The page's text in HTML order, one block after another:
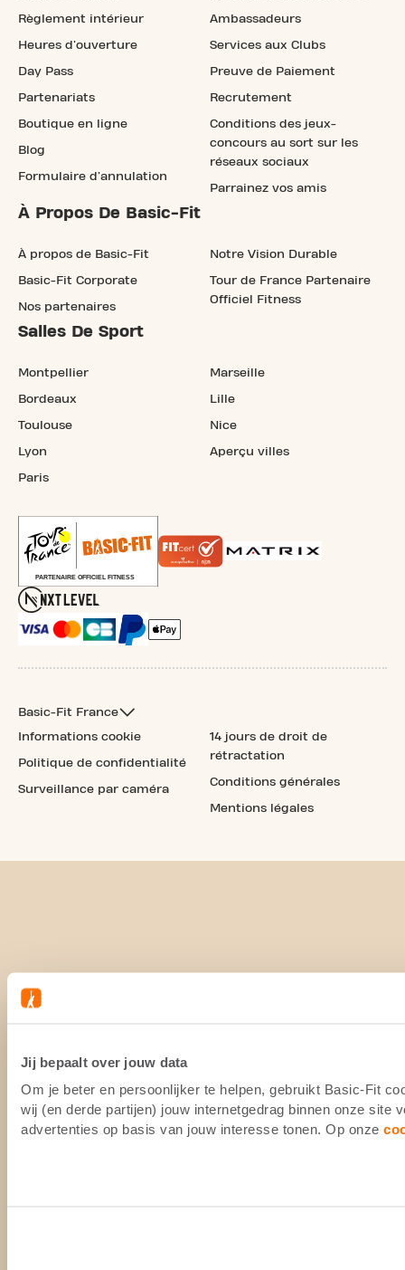
Jij bepaalt over jouw data
Om je beter en persoonlijker te helpen, gebruikt Basic-Fit
wij (en derde partijen) jouw internetgedrag binnen onze site
advertenties op basis van jouw interesse tonen. Op onze
Règlement intérieur
Heures d'ouverture
Day Pass
Partenariats
Boutique en ligne
Blog
Formulaire d'annulation
Ambassadeurs
Services aux Clubs
Preuve de Paiement
Recrutement
Conditions des jeux-
concours au sort sur les
réseaux sociaux
Parrainez vos amis
À Propos De Basic-Fit
À propos de Basic-Fit
Basic-Fit Corporate
Nos partenaires
Notre Vision Durable
Tour de France Partenaire
Officiel Fitness
Salles De Sport
Montpellier
Bordeaux
Toulouse
Lyon
Paris
Marseille
Lille
Nice
Aperçu villes
Basic-Fit France
Informations cookie
Politique de confidentialité
Surveillance par caméra
14 jours de droit de
rétractation
Conditions générales
Mentions légales